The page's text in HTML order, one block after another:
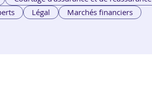
Légal
Marchés financiers